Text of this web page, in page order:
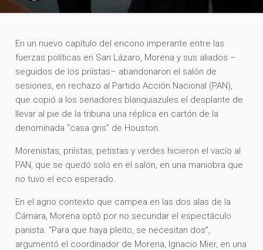
En un nuevo capítulo del encono imperante entre las
fuerzas políticas en San Lázaro, Morena y sus aliados –
seguidos de los priístas– abandonaron el salón de
sesiones, en rechazo al Partido Acción Nacional (PAN),
que copió a los senadores blanquiazules el desplante de
llevar al pie de la tribuna una réplica en cartón de la
denominada “casa gris” de Houston.
Morenistas, priístas, petistas y verdes hicieron el vacío al
PAN, que se quedó solo en el salón, en una maniobra que
no tuvo el eco esperado.
En el agrio contexto que campea en las dos alas de la
Cámara, Morena optó por no secundar el espec­táculo
panista. “Para que haya pleito, se necesitan dos”,
argumentó el coordinador de Morena, Ignacio Mier, en una